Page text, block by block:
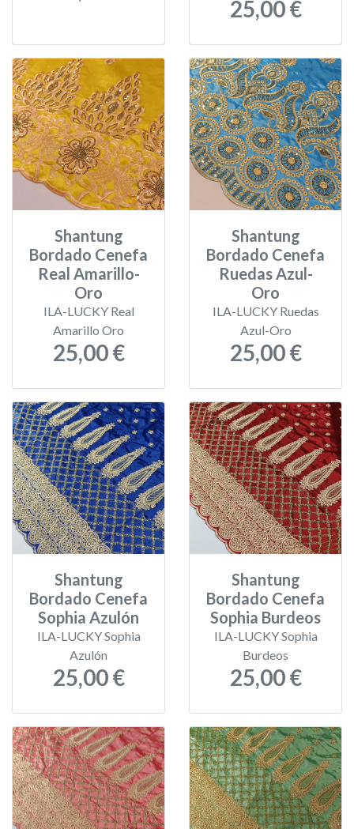
25,00 €
Shantung
Bordado Cenefa
Real Amarillo-
Oro
ILA-LUCKY Real
Amarillo Oro
25,00 €
Shantung
Bordado Cenefa
Ruedas Azul-
Oro
ILA-LUCKY Ruedas
Azul-Oro
25,00 €
Shantung
Bordado Cenefa
Sophia Azulón
ILA-LUCKY Sophia
Azulón
25,00 €
Shantung
Bordado Cenefa
Sophia Burdeos
ILA-LUCKY Sophia
Burdeos
25,00 €